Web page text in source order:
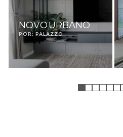
NOVO URBANO
POR: PALAZZO